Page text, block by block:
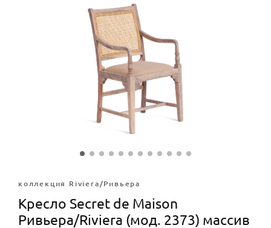
коллекция Riviera/Ривьера
Кресло Secret de Maison
Ривьера/Riviera (мод. 2373) массив